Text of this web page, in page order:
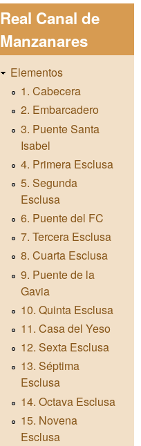
Real Canal de
Manzanares
Elementos
1. Cabecera
2. Embarcadero
3. Puente Santa
Isabel
4. Primera Esclusa
5. Segunda
Esclusa
6. Puente del FC
7. Tercera Esclusa
8. Cuarta Esclusa
9. Puente de la
Gavia
10. Quinta Esclusa
11. Casa del Yeso
12. Sexta Esclusa
13. Séptima
Esclusa
14. Octava Esclusa
15. Novena
Esclusa